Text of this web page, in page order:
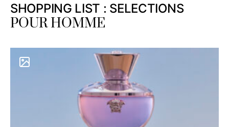
SHOPPING LIST : SELECTIONS
POUR HOMME